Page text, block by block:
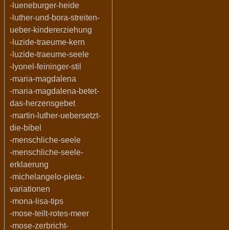
-lueneburger-heide
-luther-und-bora-streiten-
ueber-kindererziehung
-luzide-traeume-kern
-luzide-traeume-seele
-lyonel-feininger-stil
-maria-magdalena
-maria-magdalena-betet-
das-herzensgebet
-martin-luther-uebersetzt-
die-bibel
-menschliche-seele
-menschliche-seele-
erklaerung
-michelangelo-pieta-
variationen
-mona-lisa-tips
-mose-teilt-rotes-meer
-mose-zerbricht-